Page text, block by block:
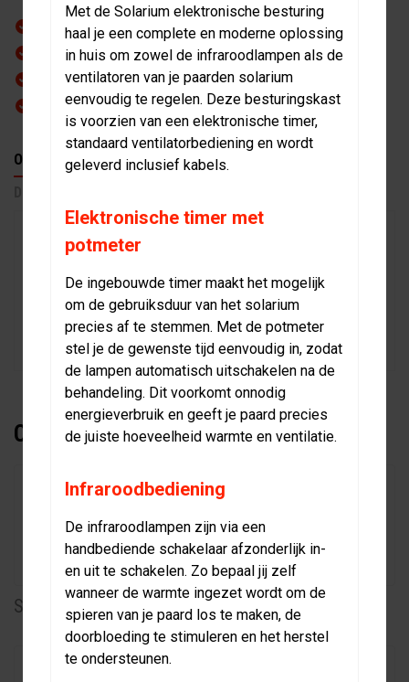
Vakkundige montage door ervaren Q-Line monteurs
Correcte aansluiting van elektrische componenten
Veilig en snel geplaatst, zonder zorgen
Optioneel inclusief transport en levering
OMSCHRIJVING KENMERKEN
SPECIFICATIES
Q-Line biedt een professionele plaatsingsservice voor
al onze solariums. Onze monteurs zorgen voor een
veilige, correcte en snelle montage, zodat jouw
solarium direct gebruiksklaar is. Of het nu gaat om een
standaard installatie of een maatwerkoplossing, wij
nemen alles uit handen.
CONFIGURATIE & OPTIES
Schakelaar basic 230 Bediening CB IR AB 230
Met de Solarium elektronische besturing
haal je een complete en moderne oplossing
in huis om zowel de infraroodlampen als de
ventilatoren van je paarden solarium
eenvoudig te regelen. Deze besturingskast
is voorzien van een elektronische timer,
standaard ventilatorbediening en wordt
geleverd inclusief kabels.
Elektronische timer met
potmeter
De ingebouwde timer maakt het mogelijk
om de gebruiksduur van het solarium
precies af te stemmen. Met de potmeter
stel je de gewenste tijd eenvoudig in, zodat
de lampen automatisch uitschakelen na de
behandeling. Dit voorkomt onnodig
energieverbruik en geeft je paard precies
de juiste hoeveelheid warmte en ventilatie.
Infraroodbediening
De infraroodlampen zijn via een
handbediende schakelaar afzonderlijk in-
en uit te schakelen. Zo bepaal jij zelf
wanneer de warmte ingezet wordt om de
spieren van je paard los te maken, de
doorbloeding te stimuleren en het herstel
te ondersteunen.